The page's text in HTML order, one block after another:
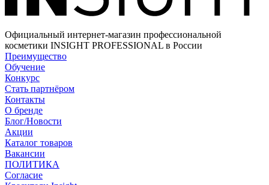
Официальный интернет-магазин профессиональной
косметики INSIGHT PROFESSIONAL в России
Преимущество
Обучение
Конкурс
Стать партнёром
Контакты
О бренде
Блог/Новости
Акции
Каталог товаров
Вакансии
ПОЛИТИКА
Согласие